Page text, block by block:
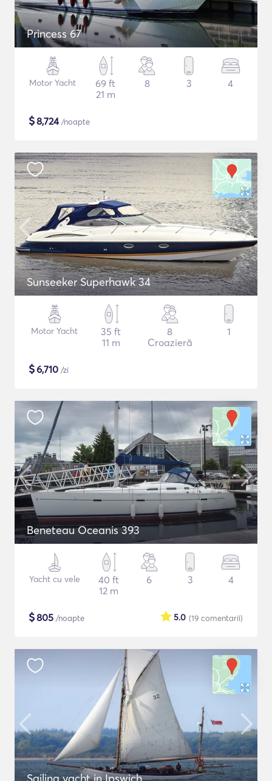
Princess 67
Motor Yacht
69 ft
21 m
8 3 4
$8,724/noapte
Sunseeker Superhawk 34
Motor Yacht
35 ft
11 m
8
Croazieră
1
$6,710 /zi
Beneteau Oceanis 393
Yacht cu vele
40 ft
12 m
6 3 4
$805 /noapte (19 comentarii)
5.0